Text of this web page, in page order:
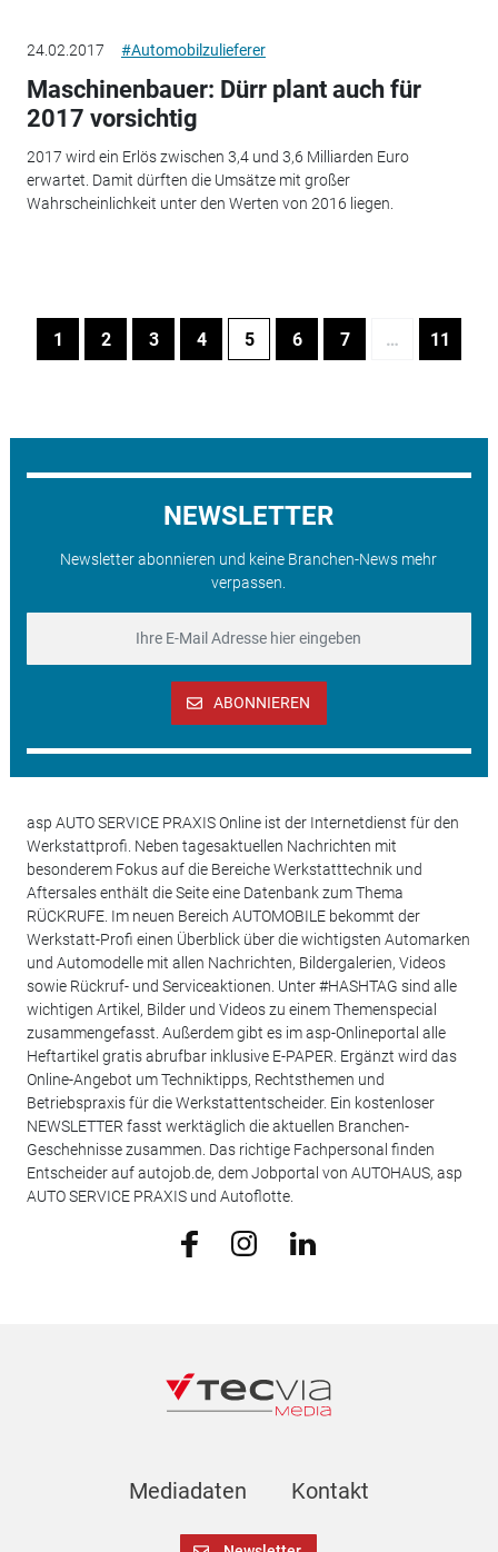
24.02.2017 #Automobilzulieferer
Maschinenbauer: Dürr plant auch für
2017 vorsichtig
2017 wird ein Erlös zwischen 3,4 und 3,6 Milliarden Euro
erwartet. Damit dürften die Umsätze mit großer
Wahrscheinlichkeit unter den Werten von 2016 liegen.
1 2 3 4 5 6 7 … 11
NEWSLETTER
Newsletter abonnieren und keine Branchen-News mehr
verpassen.
ABONNIEREN
asp AUTO SERVICE PRAXIS Online ist der Internetdienst für den
Werkstattprofi. Neben tagesaktuellen Nachrichten mit
besonderem Fokus auf die Bereiche Werkstatttechnik und
Aftersales enthält die Seite eine Datenbank zum Thema
RÜCKRUFE. Im neuen Bereich AUTOMOBILE bekommt der
Werkstatt-Profi einen Überblick über die wichtigsten Automarken
und Automodelle mit allen Nachrichten, Bildergalerien, Videos
sowie Rückruf- und Serviceaktionen. Unter #HASHTAG sind alle
wichtigen Artikel, Bilder und Videos zu einem Themenspecial
zusammengefasst. Außerdem gibt es im asp-Onlineportal alle
Heftartikel gratis abrufbar inklusive E-PAPER. Ergänzt wird das
Online-Angebot um Techniktipps, Rechtsthemen und
Betriebspraxis für die Werkstattentscheider. Ein kostenloser
NEWSLETTER fasst werktäglich die aktuellen Branchen-
Geschehnisse zusammen. Das richtige Fachpersonal finden
Entscheider auf autojob.de, dem Jobportal von AUTOHAUS, asp
AUTO SERVICE PRAXIS und Autoflotte.
Mediadaten Kontakt